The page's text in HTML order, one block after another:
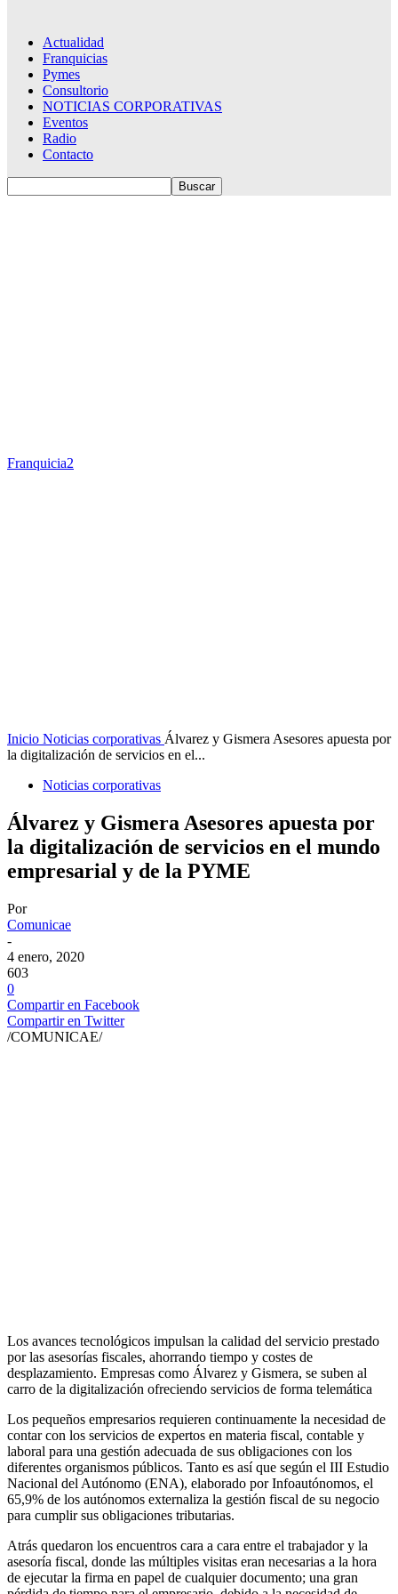
Actualidad
Franquicias
Pymes
Consultorio
NOTICIAS CORPORATIVAS
Eventos
Radio
Contacto
Franquicia2
Inicio Noticias corporativas Álvarez y Gismera Asesores apuesta por
la digitalización de servicios en el...
Noticias corporativas
Álvarez y Gismera Asesores apuesta por
la digitalización de servicios en el mundo
empresarial y de la PYME
Por
Comunicae
-
4 enero, 2020
603
0
Compartir en Facebook
Compartir en Twitter
/COMUNICAE/
Los avances tecnológicos impulsan la calidad del servicio prestado
por las asesorías fiscales, ahorrando tiempo y costes de
desplazamiento. Empresas como Álvarez y Gismera, se suben al
carro de la digitalización ofreciendo servicios de forma telemática
Los pequeños empresarios requieren continuamente la necesidad de
contar con los servicios de expertos en materia fiscal, contable y
laboral para una gestión adecuada de sus obligaciones con los
diferentes organismos públicos. Tanto es así que según el III Estudio
Nacional del Autónomo (ENA), elaborado por Infoautónomos, el
65,9% de los autónomos externaliza la gestión fiscal de su negocio
para cumplir sus obligaciones tributarias.
Atrás quedaron los encuentros cara a cara entre el trabajador y la
asesoría fiscal, donde las múltiples visitas eran necesarias a la hora
de ejecutar la firma en papel de cualquier documento; una gran